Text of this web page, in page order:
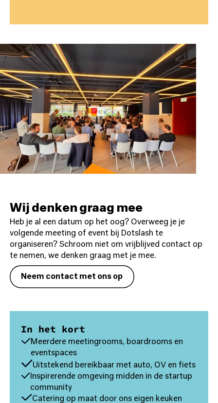
Wij denken graag mee
Heb je al een datum op het oog? Overweeg je je
volgende meeting of event bij Dotslash te
organiseren? Schroom niet om vrijblijved contact op
te nemen, we denken graag met je mee.
Neem contact met ons op
In het kort
Meerdere meetingrooms, boardrooms en
eventspaces
Uitstekend bereikbaar met auto, OV en fiets
Inspirerende omgeving midden in de startup
community
Catering op maat door ons eigen keuken